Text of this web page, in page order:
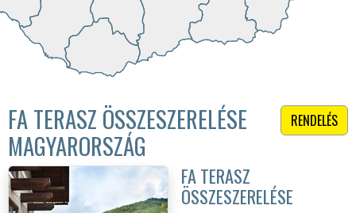
RENDELÉS
FA TERASZ ÖSSZESZERELÉSE
MAGYARORSZÁG
FA TERASZ
ÖSSZESZERELÉSE